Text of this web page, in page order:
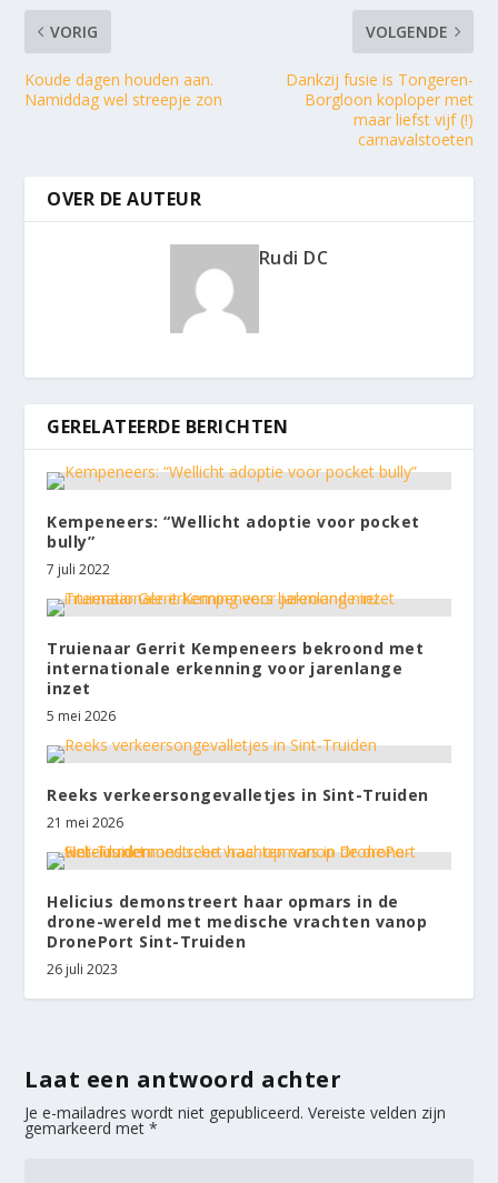
VORIG
Koude dagen houden aan.
Namiddag wel streepje zon
VOLGENDE
Dankzij fusie is Tongeren-
Borgloon koploper met
maar liefst vijf (!)
carnavalstoeten
OVER DE AUTEUR
Rudi DC
GERELATEERDE BERICHTEN
Kempeneers: “Wellicht adoptie voor pocket
bully”
7 juli 2022
Truienaar Gerrit Kempeneers bekroond met
internationale erkenning voor jarenlange
inzet
5 mei 2026
Reeks verkeersongevalletjes in Sint-Truiden
21 mei 2026
Helicius demonstreert haar opmars in de
drone-wereld met medische vrachten vanop
DronePort Sint-Truiden
26 juli 2023
Laat een antwoord achter
Je e-mailadres wordt niet gepubliceerd. Vereiste velden zijn
gemarkeerd met*